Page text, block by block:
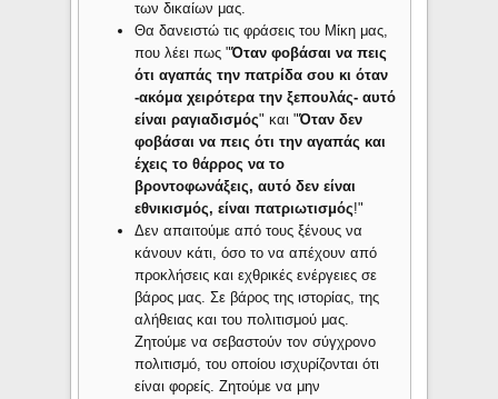
των δικαίων μας.
Θα δανειστώ τις φράσεις του Μίκη μας,
που λέει πως "Όταν φοβάσαι να πεις
ότι αγαπάς την πατρίδα σου κι όταν
-ακόμα χειρότερα την ξεπουλάς- αυτό
είναι ραγιαδισμός" και "Όταν δεν
φοβάσαι να πεις ότι την αγαπάς και
έχεις το θάρρος να το
βροντοφωνάξεις, αυτό δεν είναι
εθνικισμός, είναι πατριωτισμός!"
Δεν απαιτούμε από τους ξένους να
κάνουν κάτι, όσο το να απέχουν από
προκλήσεις και εχθρικές ενέργειες σε
βάρος μας. Σε βάρος της ιστορίας, της
αλήθειας και του πολιτισμού μας.
Ζητούμε να σεβαστούν τον σύγχρονο
πολιτισμό, του οποίου ισχυρίζονται ότι
είναι φορείς. Ζητούμε να μην